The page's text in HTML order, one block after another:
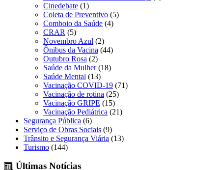
Cinedebate (1)
Coleta de Preventivo (5)
Comboio da Saúde (4)
CRAR (5)
Novembro Azul (2)
Ônibus da Vacina (44)
Outubro Rosa (2)
Saúde da Mulher(18)
Saúde Mental (13)
Vacinação COVID-19 (71)
Vacinação de rotina (25)
Vacinação GRIPE (15)
Vacinação Pediátrica (21)
Segurança Pública (6)
Serviço de Obras Sociais (9)
Trânsito e Segurança Viária (13)
Turismo (144)
Últimas Notícias